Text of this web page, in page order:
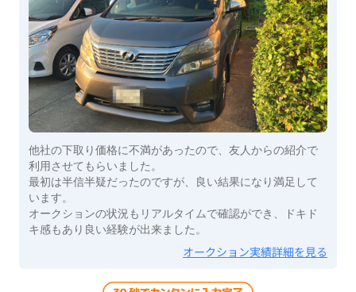
他社の下取り価格に不満があったので、友人からの紹介で
利用させてもらいました。
最初は半信半疑だったのですが、良い結果になり満足して
います。
オークションの状況もリアルタイムで確認ができ、ドキド
キ感もあり良い経験が出来ました。
オークション実績詳細を見る